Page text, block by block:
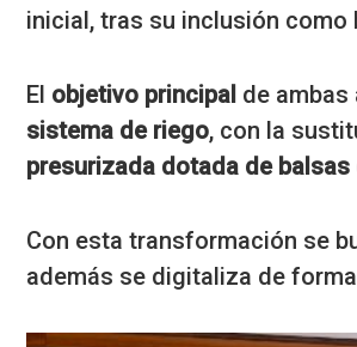
inicial, tras su inclusión como
El objetivo principal de ambas
sistema de riego, con la
presurizada dotada de
Con esta transformación se
además se digitaliza de